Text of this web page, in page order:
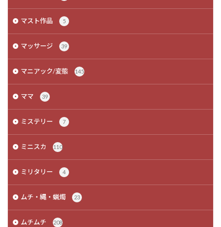
マスト作品 5
マッサージ 39
マニアック/変態 145
ママ 39
ミステリー 7
ミニスカ 110
ミリタリー 4
ムチ・縄・蝋燭 23
ムチムチ 208